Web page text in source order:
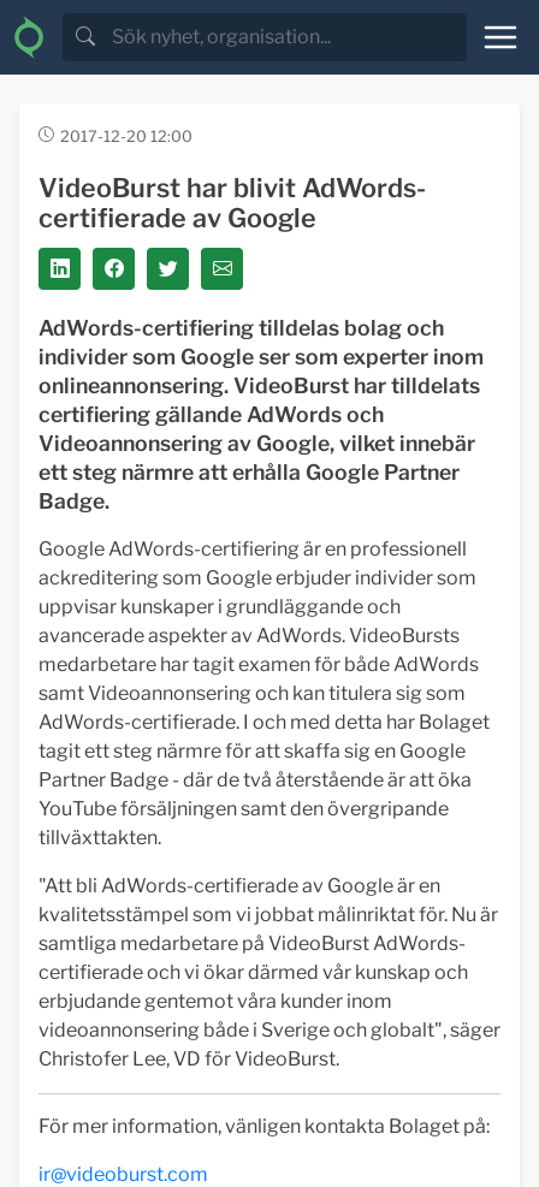
2017-12-20 12:00
VideoBurst har blivit AdWords-
certifierade av Google
AdWords-certifiering tilldelas bolag och
individer som Google ser som experter inom
onlineannonsering. VideoBurst har tilldelats
certifiering gällande AdWords och
Videoannonsering av Google, vilket innebär
ett steg närmre att erhålla Google Partner
Badge.
Google AdWords-certifiering är en professionell
ackreditering som Google erbjuder individer som
uppvisar kunskaper i grundläggande och
avancerade aspekter av AdWords. VideoBursts
medarbetare har tagit examen för både AdWords
samt Videoannonsering och kan titulera sig som
AdWords-certifierade. I och med detta har Bolaget
tagit ett steg närmre för att skaffa sig en Google
Partner Badge - där de två återstående är att öka
YouTube försäljningen samt den övergripande
tillväxttakten.
"Att bli AdWords-certifierade av Google är en
kvalitetsstämpel som vi jobbat målinriktat för. Nu är
samtliga medarbetare på VideoBurst AdWords-
certifierade och vi ökar därmed vår kunskap och
erbjudande gentemot våra kunder inom
videoannonsering både i Sverige och globalt", säger
Christofer Lee, VD för VideoBurst.
För mer information, vänligen kontakta Bolaget på:
ir@videoburst.com